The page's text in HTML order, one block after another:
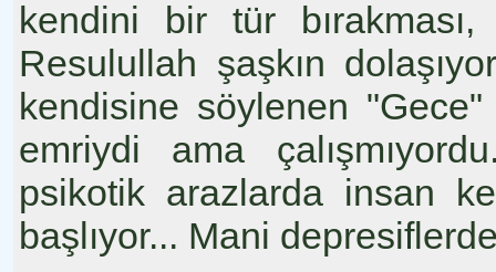
kendini bir tür bırakması,
Resulullah şaşkın
kendisine söylenen
emriydi ama
psikotik arazlarda insan
başlıyor... Mani